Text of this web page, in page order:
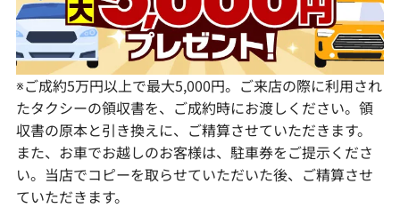
鹿児島県
※ご成約5万円以上で最大5,000円。ご来店の際に利用され
たタクシーの領収書を、ご成約時にお渡しください。領
収書の原本と引き換えに、ご精算させていただきます。
また、お車でお越しのお客様は、駐車券をご提示くださ
い。当店でコピーを取らせていただいた後、ご精算させ
ていただきます。